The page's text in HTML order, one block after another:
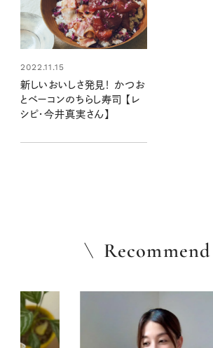
2022.11.15
新しいおいしさ発見！ かつお
とベーコンのちらし寿司 【レ
シピ・今井真実さん】
Recommend